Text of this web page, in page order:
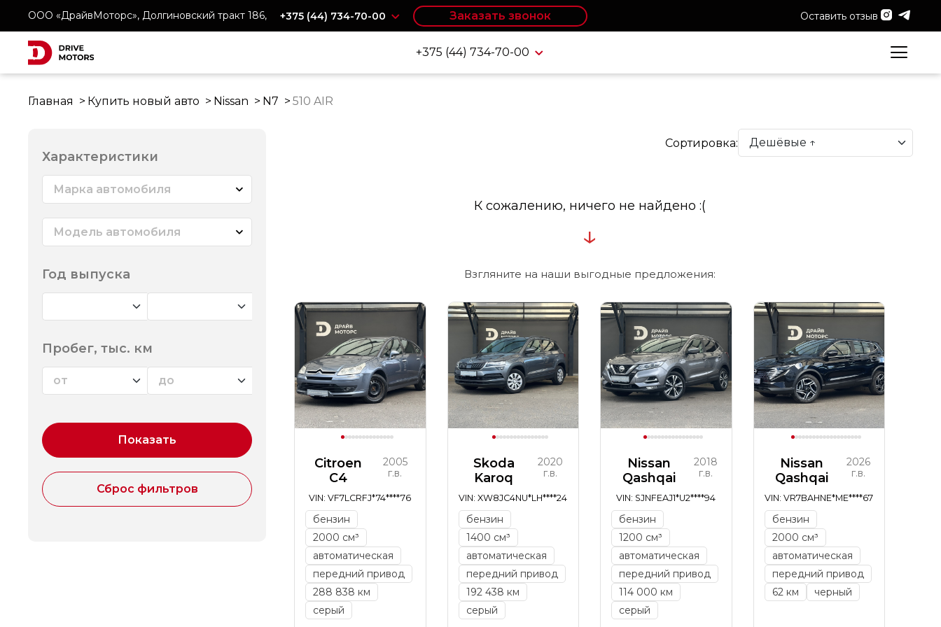
ООО «ДрайвМоторс», Долгиновский тракт 186, +375 (44) 734-70-00 Заказать звонок Оставить отзыв
+375 (44) 734-70-00
Главная Купить новый авто Nissan N7 510 AIR
Характеристики
Марка автомобиля
Модель автомобиля
Год выпуска
Пробег, тыс. км
Сортировка:
К сожалению, ничего не найдено :(
↓
Взгляните на наши выгодные предложения:
Citroen
C4
2005
г.в.
VIN: VF7LCRFJ*74****76
бензин
2000 см³
автоматическая
передний привод
288 838 км
серый
Skoda
Karoq
2020
г.в.
VIN: XW8JC4NU*LH****24
бензин
1400 см³
автоматическая
передний привод
192 438 км
серый
Nissan
Qashqai
2018
г.в.
VIN: SJNFEAJ1*U2****94
бензин
1200 см³
автоматическая
передний привод
114 000 км
серый
Nissan
Qashqai
2026
г.в.
VIN: VR7BAHNE*ME****67
бензин
2000 см³
автоматическая
передний привод
62 км
черный